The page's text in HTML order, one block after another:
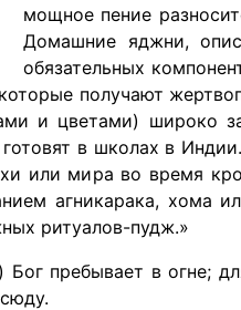
мощное пение
Домашние яджни,
обязательных
получают
и цветами) широко
в школах в
или мира во время
агникарака, хома
ритуалов-пудж.»
пребывает в огне;